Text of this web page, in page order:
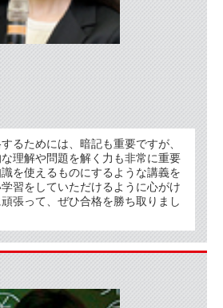
るためには、暗記も重要ですが、
理解や問題を解く力も非常に重要
を使えるものにするような講義を
習をしていただけるように心がけ
張って、ぜひ合格を勝ち取りまし